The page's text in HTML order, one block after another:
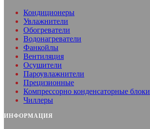
Кондиционеры
Увлажнители
Обогреватели
Водонагреватели
Фанкойлы
Вентиляция
Осушители
Пароувлажнители
Прецизионные
Компрессорно конденсаторные блоки
Чиллеры
ИНФОРМАЦИЯ